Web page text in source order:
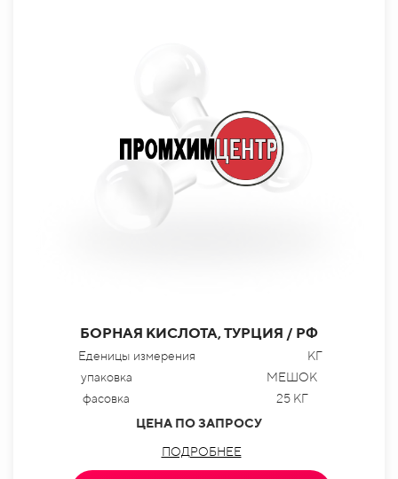
БОРНАЯ КИСЛОТА, ТУРЦИЯ / РФ
Еденицы измерения
КГ
упаковка
МЕШОК
фасовка
25 КГ
ЦЕНА ПО ЗАПРОСУ
ПОДРОБНЕЕ